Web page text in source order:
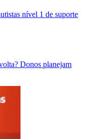
nível 1 de suporte
Donos planejam